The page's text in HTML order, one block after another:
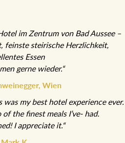
im Zentrum von Bad Aussee –
feinste steirische Herzlichkeit,
Essen
gerne wieder.“
Wien
was my best hotel experience ever.
of the finest meals I’ve- had.
I appreciate it.“